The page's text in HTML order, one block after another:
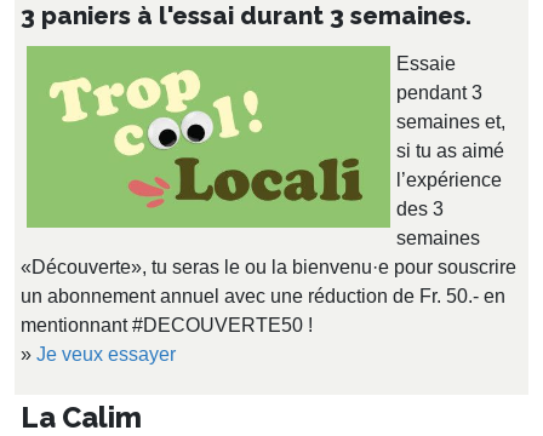
3 paniers à l'essai durant 3 semaines.
Essaie
pendant 3
semaines et,
si tu as aimé
l’expérience
des 3
semaines
«Découverte», tu seras le ou la bienvenu·e pour souscrire
un abonnement annuel avec une réduction de Fr. 50.- en
mentionnant #DECOUVERTE50 !
» Je veux essayer
La Calim